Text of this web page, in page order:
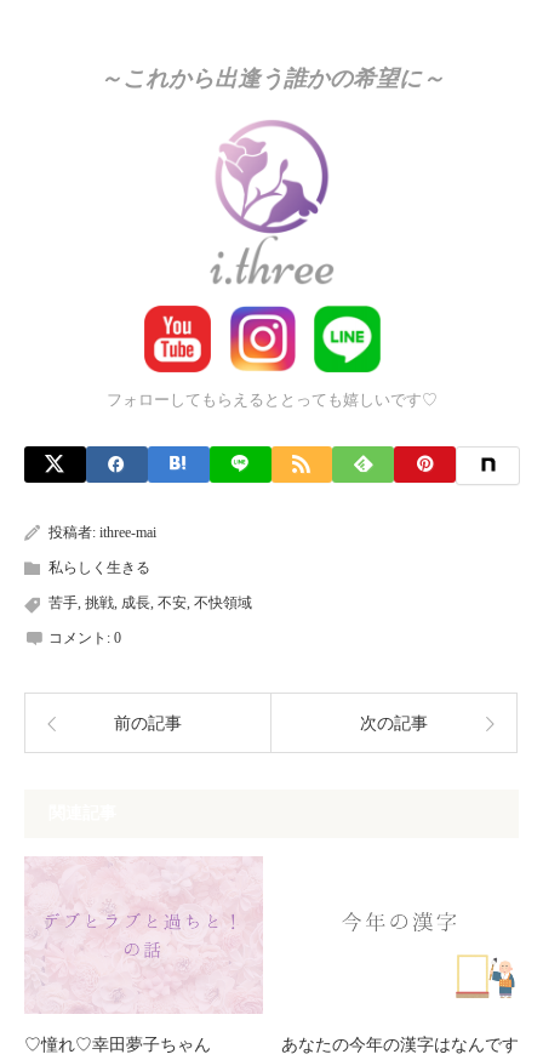
～これから出逢う誰かの希望に～
フォローしてもらえるととっても嬉しいです♡
投稿者: ithree-mai
私らしく生きる
苦手 挑戦 成長 不安 不快領域
コメント: 0
前の記事 次の記事
♡憧れ♡幸田夢子ちゃん
あなたの今年の漢字はなんです